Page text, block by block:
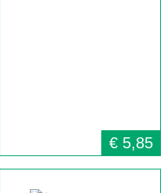
€ 5,85